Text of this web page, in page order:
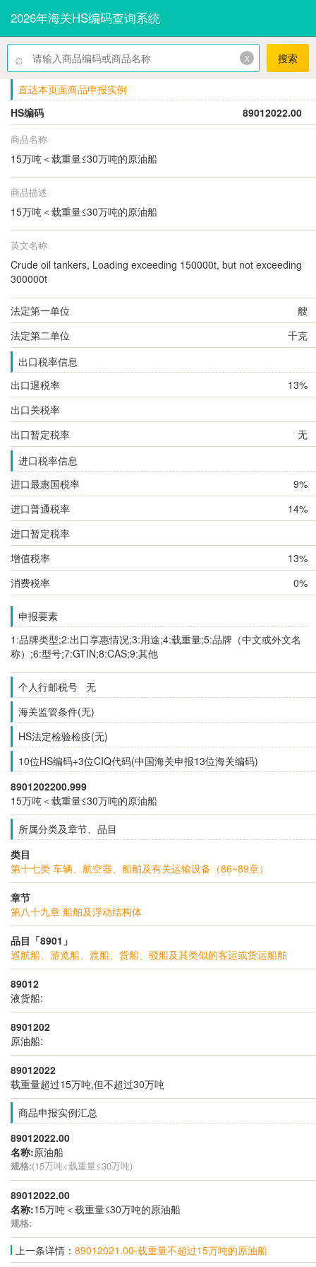
2026年海关HS编码查询系统
⌕ x 搜索
直达本页面商品申报实例
HS编码
89012022.00
商品名称
15万吨＜载重量≤30万吨的原油船
商品描述
15万吨＜载重量≤30万吨的原油船
英文名称
Crude oil tankers, Loading exceeding 150000t, but not exceeding
300000t
法定第一单位
艘
法定第二单位
千克
出口税率信息
出口退税率
13%
出口关税率
出口暂定税率
无
进口税率信息
进口最惠国税率
9%
进口普通税率
14%
进口暂定税率
增值税率
13%
消费税率
0%
申报要素
1:品牌类型;2:出口享惠情况;3:用途;4:载重量;5:品牌（中文或外文名
称）;6:型号;7:GTIN;8:CAS;9:其他
个人行邮税号 无
海关监管条件(无)
HS法定检验检疫(无)
10位HS编码+3位CIQ代码(中国海关申报13位海关编码)
8901202200.999
15万吨＜载重量≤30万吨的原油船
所属分类及章节、品目
类目
第十七类 车辆、航空器、船舶及有关运输设备（86~89章）
章节
第八十九章 船舶及浮动结构体
品目「8901」
巡航船、游览船、渡船、货船、驳船及其类似的客运或货运船舶
89012
液货船:
8901202
原油船:
89012022
载重量超过15万吨,但不超过30万吨
商品申报实例汇总
89012022.00
名称:原油船
规格:(15万吨<载重量≤30万吨)
89012022.00
名称:15万吨＜载重量≤30万吨的原油船
规格:
上一条详情： 89012021.00-载重量不超过15万吨的原油船